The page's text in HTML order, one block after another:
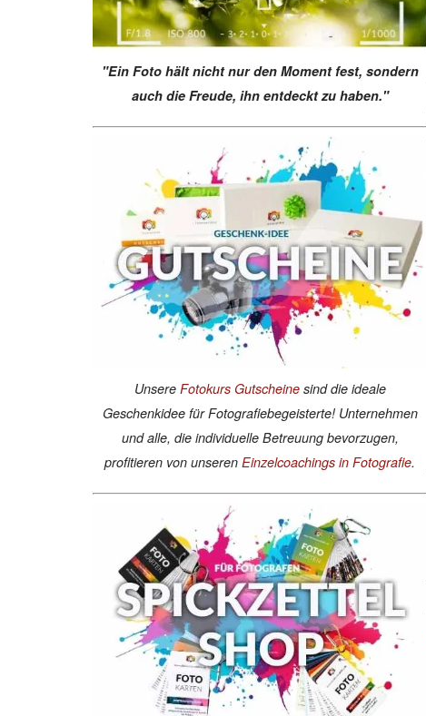
"Ein Foto hält nicht nur den Moment fest, sondern
auch die Freude, ihn entdeckt zu haben."
Unsere Fotokurs Gutscheinesind die ideale
Geschenkidee für Fotografiebegeisterte! Unternehmen
und alle, die individuelle Betreuung bevorzugen,
profitieren von unserenEinzelcoachings in Fotografie.